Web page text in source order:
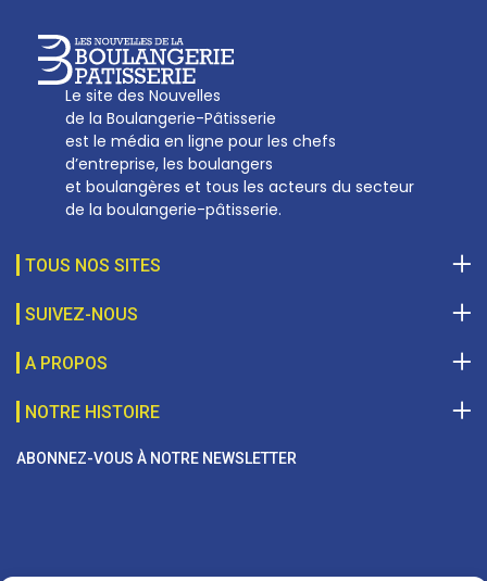
Le site des Nouvelles
de la Boulangerie-Pâtisserie
est le média en ligne pour les chefs
d’entreprise, les boulangers
et boulangères et tous les acteurs du secteur
de la boulangerie-pâtisserie.
TOUS NOS SITES
SUIVEZ-NOUS
A PROPOS
NOTRE HISTOIRE
ABONNEZ-VOUS À NOTRE NEWSLETTER